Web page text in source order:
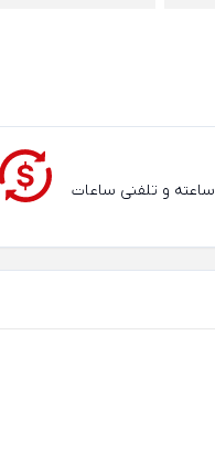
پشتیبانی آنلاین 24 ساعته و تلفنی ساعات